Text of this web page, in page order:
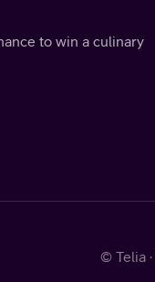
to win a culinary
© Telia